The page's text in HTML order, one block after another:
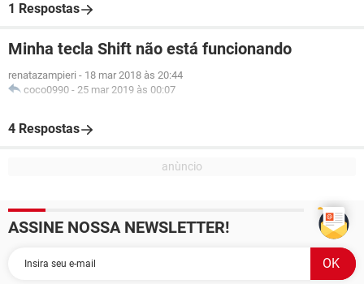
1 Respostas
Minha tecla Shift não está funcionando
renatazampieri - 18 mar 2018 às 20:44
coco0990 - 25 mar 2019 às 00:07
4 Respostas
ASSINE NOSSA NEWSLETTER!